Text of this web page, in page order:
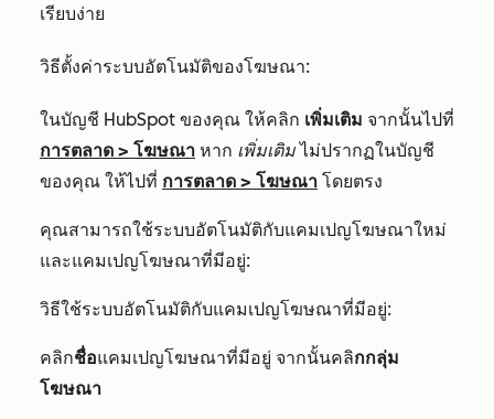
เรียบง่าย
วิธีตั้งค่าระบบอัตโนมัติของโฆษณา:
ในบัญชี HubSpot ของคุณ ให้คลิก เพิ่มเติม จากนั้นไปที่
การตลาด > โฆษณา หาก เพิ่มเติมไม่ปรากฏในบัญชี
ของคุณ ให้ไปที่ การตลาด > โฆษณา โดยตรง
คุณสามารถใช้ระบบอัตโนมัติกับแคมเปญโฆษณาใหม่
และแคมเปญโฆษณาที่มีอยู่:
วิธีใช้ระบบอัตโนมัติกับแคมเปญโฆษณาที่มีอยู่:
คลิกชื่อแคมเปญโฆษณาที่มีอยู่ จากนั้นคลิกกลุ่ม
โฆษณา